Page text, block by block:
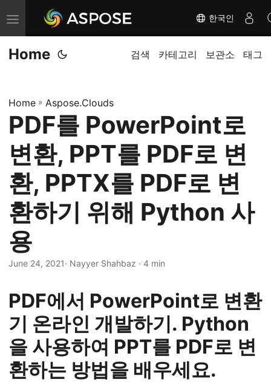
내
비
게
전
환
한국인
Home 검색 카테고리 보관소 태그
Home » Aspose.Clouds
PDF를 PowerPoint로
변환, PPT를 PDF로 변
환, PPTX를 PDF로 변
환하기 위해 Python 사
용
June 24, 2021· Nayyer Shahbaz · 4 min
PDF에서 PowerPoint로 변환
기 온라인 개발하기. Python
을 사용하여 PPT를 PDF로 변
환하는 방법을 배우세요.